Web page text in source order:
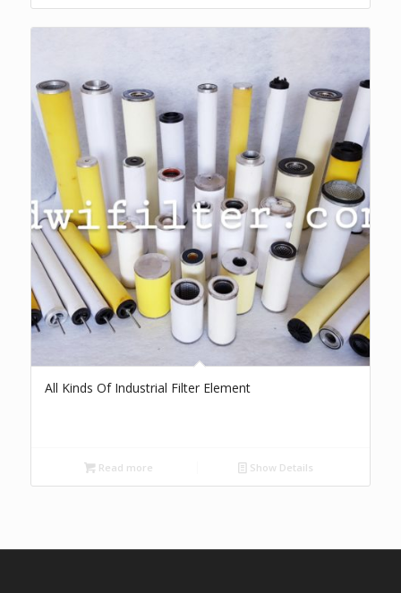
All Kinds Of Industrial Filter Element
Read more Show Details